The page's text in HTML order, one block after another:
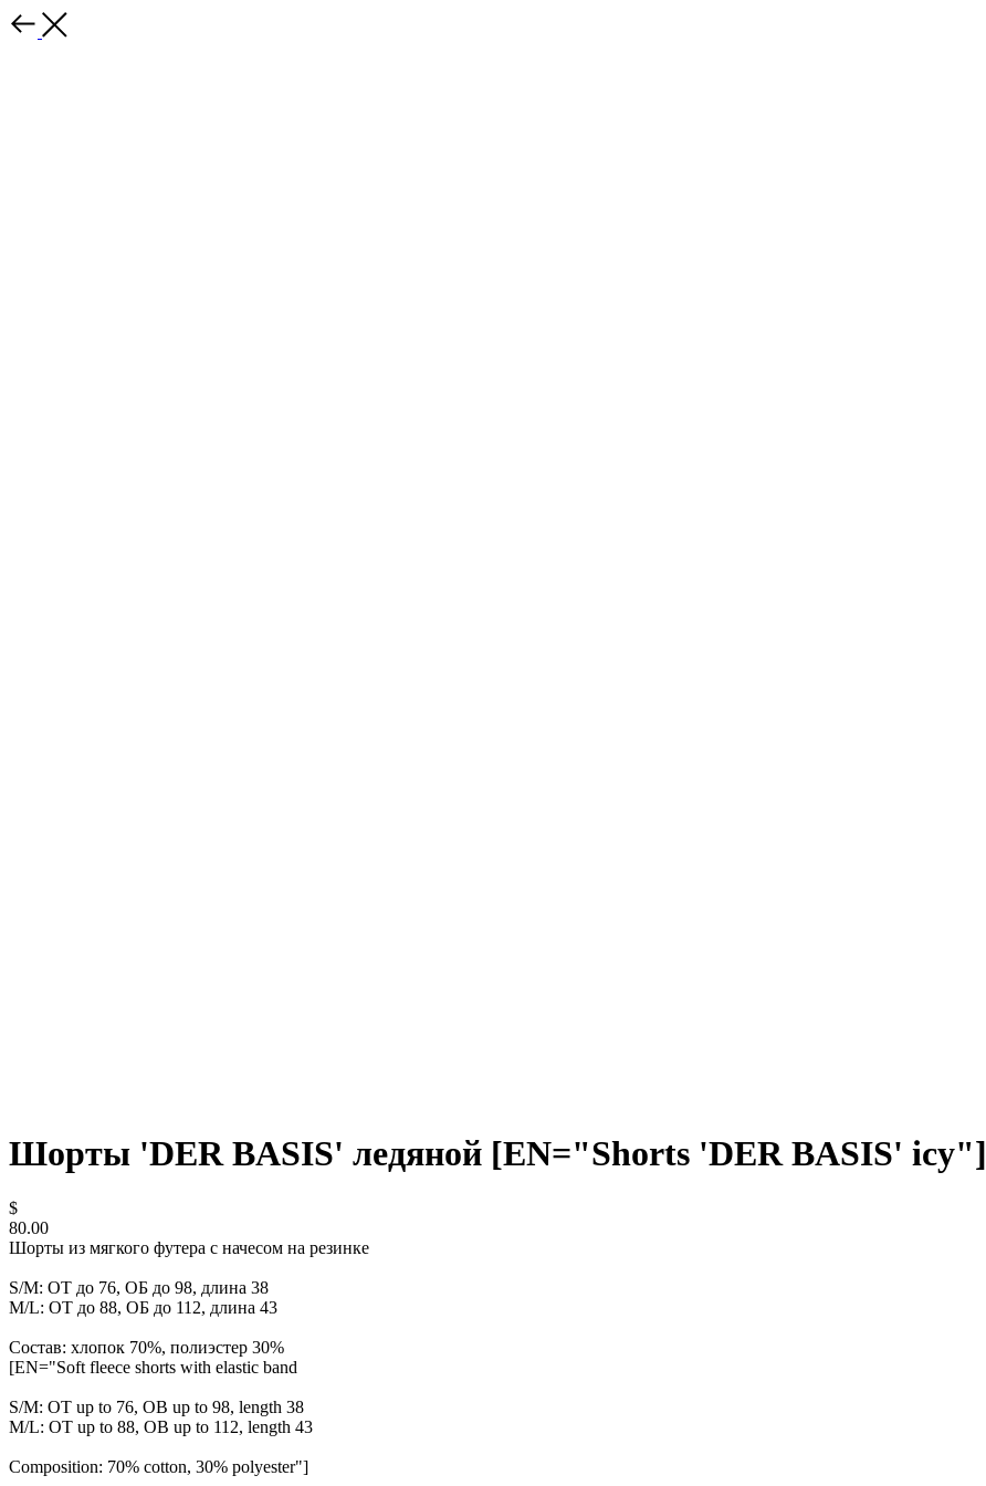
Шорты 'DER BASIS' ледяной [EN="Shorts 'DER BASIS' icy"]
$
80.00
Шорты из мягкого футера с начесом на резинке
S/M: ОТ до 76, ОБ до 98, длина 38
M/L: ОТ до 88, ОБ до 112, длина 43
Состав: хлопок 70%, полиэстер 30%
[EN="Soft fleece shorts with elastic band
S/M: OT up to 76, OB up to 98, length 38
M/L: OT up to 88, OB up to 112, length 43
Composition: 70% cotton, 30% polyester"]